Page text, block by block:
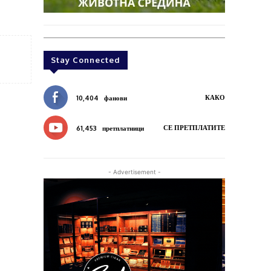
Stay Connected
10,404 фанови КАКО
61,453 претплатници СЕ ПРЕТПЛАТИТЕ
- Advertisement -